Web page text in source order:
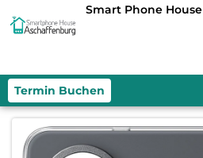
Smart Phone House
Termin Buchen